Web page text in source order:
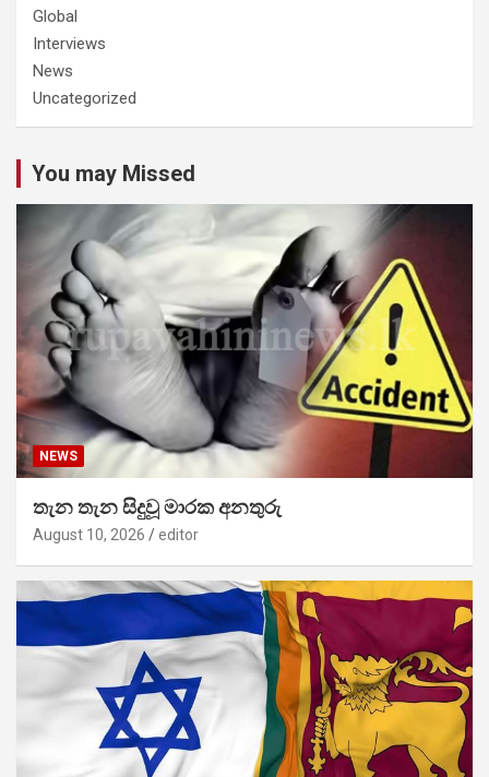
Global
Interviews
News
Uncategorized
You may Missed
NEWS
තැන තැන සිදුවූ මාරක අනතුරු
August 10, 2026 editor